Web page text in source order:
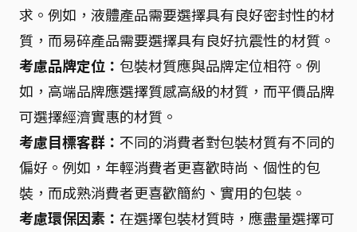
求。例如，液體產品需要選擇具有良好密封性的材
質，而易碎產品需要選擇具有良好抗震性的材質。
考慮品牌定位： 包裝材質應與品牌定位相符。例
如，高端品牌應選擇質感高級的材質，而平價品牌
可選擇經濟實惠的材質。
考慮目標客群： 不同的消費者對包裝材質有不同的
偏好。例如，年輕消費者更喜歡時尚、個性的包
裝，而成熟消費者更喜歡簡約、實用的包裝。
考慮環保因素： 在選擇包裝材質時，應盡量選擇可